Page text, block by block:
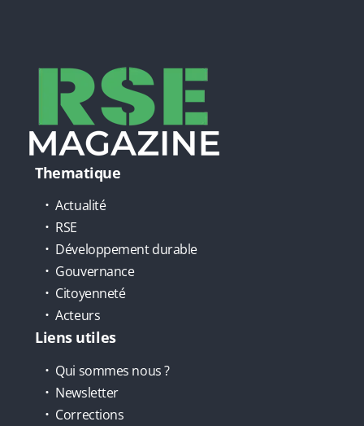
Thematique
Actualité
RSE
Développement durable
Gouvernance
Citoyenneté
Acteurs
Liens utiles
Qui sommes nous ?
Newsletter
Corrections